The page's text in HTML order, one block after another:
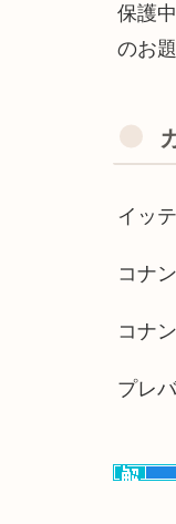
保護
のお
イッ
コナ
コナ
プレ